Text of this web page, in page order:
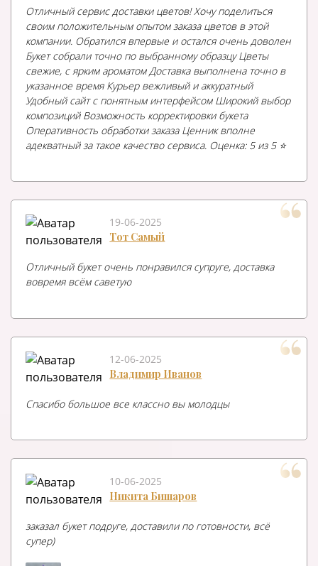
Отличный сервис доставки цветов! Хочу поделиться
своим положительным опытом заказа цветов в этой
компании. Обратился впервые и остался очень доволен
Букет собрали точно по выбранному образцу Цветы
свежие, с ярким ароматом Доставка выполнена точно в
указанное время Курьер вежливый и аккуратный
Удобный сайт с понятным интерфейсом Широкий выбор
композиций Возможность корректировки букета
Оперативность обработки заказа Ценник вполне
адекватный за такое качество сервиса. Оценка: 5 из 5 ⭐️
19-06-2025
Тот Самый
Отличный букет очень понравился супруге, доставка
вовремя всём саветую
12-06-2025
Владимир Иванов
Спасибо большое все классно вы молодцы
10-06-2025
Никита Бишаров
заказал букет подруге, доставили по готовности, всё
супер)